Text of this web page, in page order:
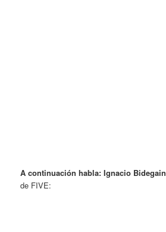
A continuación habla: Ignacio Bidegain
de FIVE: